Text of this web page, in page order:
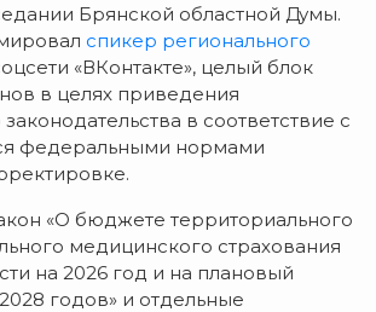
Брянской областной Думы.
спикер регионального
«ВКонтакте», целый блок
в целях приведения
в соответствие с
федеральными нормами
«О бюджете территориального
медицинского страхования
на 2026 год и на плановый
годов» и отдельные